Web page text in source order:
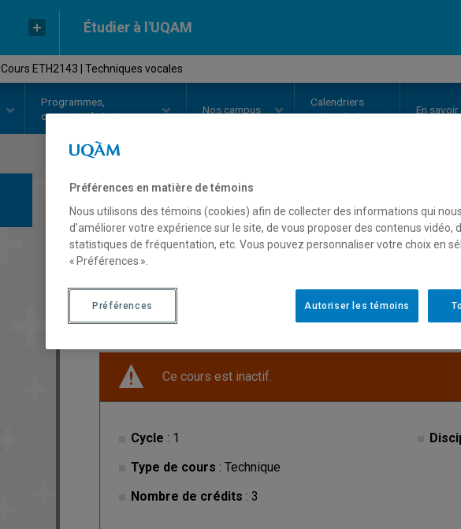
Étudier à l'UQAM
Cours ETH2143 | Techniques vocales
Programmes,
cours et admission
Nos campus
Calendriers
universitaires
En
COURS// ETH2143-Techniques
Description
Ce cours est inactif.
Cycle : 1
Type de cours : Technique
Nombre de crédits : 3
Préférences en matière de témoins
Nous utilisons des témoins (cookies) afin de collecter des informations qui
d’améliorer votre expérience sur le site, de vous proposer des contenus vidéo,
statistiques de fréquentation, etc. Vous pouvez personnaliser votre choix en
« Préférences ».
Autoriser les témoins
Préférences